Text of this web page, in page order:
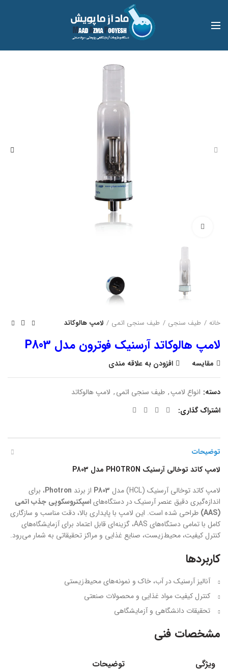
خانه طیف سنجی طیف سنجی اتمی لامپ هالوکاتد
لامپ هالوکاتد آرسنیک فوترون مدل P803
مقایسه افزودن به علاقه مندی
دسته: انواع لامپ, طیف سنجی اتمی, لامپ هالوکاتد
اشتراک گذاری
توضیحات
لامپ کاتد توخالی آرسنیک PHOTRON مدل P803
لامپ کاتد توخالی آرسنیک (HCL) مدل
P803 از برند Photron، برای
اندازه‌گیری دقیق عنصر آرسنیک در دستگاه‌هایاسپکتروسکوپی جذب اتمی
(AAS)
طراحی شده است. این لامپ با پایداری بالا، دقت مناسب و سازگاری
کامل با تمامی دستگاه‌های AAS، گزینه‌ای قابل اعتماد برای آزمایشگاه‌های
کنترل کیفیت، محیط‌زیست، صنایع غذایی و مراکز تحقیقاتی به شمار می‌رود.
کاربردها
آنالیز آرسنیک در آب، خاک و نمونه‌های محیط‌زیستی
کنترل کیفیت مواد غذایی و محصولات صنعتی
تحقیقات دانشگاهی و آزمایشگاهی
مشخصات فنی
ویژگی توضیحات